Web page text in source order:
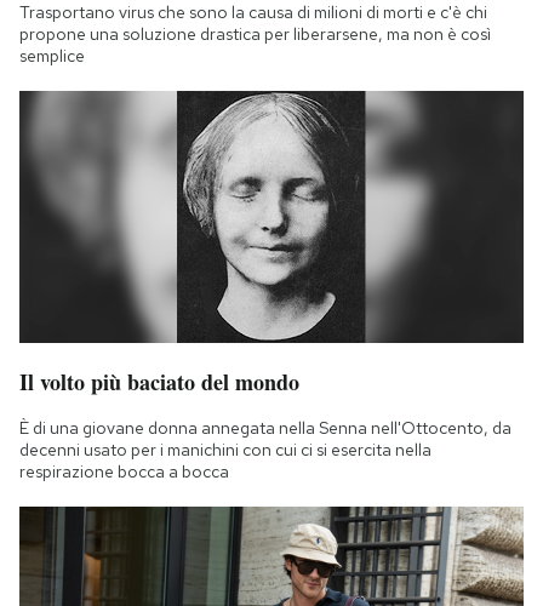
Trasportano virus che sono la causa di milioni di morti e c'è chi
propone una soluzione drastica per liberarsene, ma non è così
semplice
Il volto più baciato del mondo
È di una giovane donna annegata nella Senna nell'Ottocento, da
decenni usato per i manichini con cui ci si esercita nella
respirazione bocca a bocca